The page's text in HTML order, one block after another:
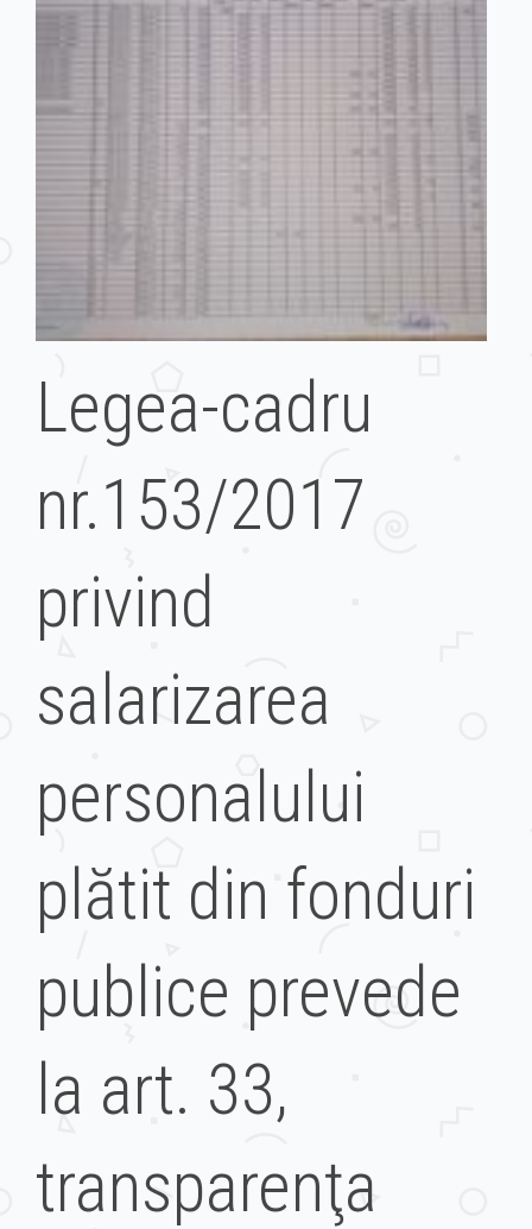
Legea-cadru
nr.153/2017
privind
salarizarea
personalului
plătit din fonduri
publice prevede
la art. 33,
transparenţa